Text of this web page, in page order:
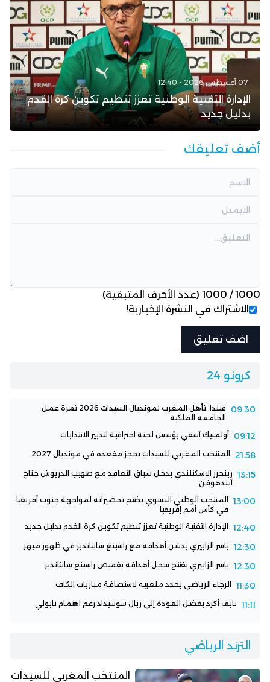
07 أغسطس 2026 - 12:40
الإدارة التقنية الوطنية تعزز تنظيم تكوين كرة القدم
بدليل جديد
أضف تعليقك
1000
/
1000 (عدد الأحرف المتبقية)
الاشتراك في النشرة الإخبارية!
كرونو 24
09:30
فيلدا: تأهل المغرب لمونديال السيدات 2026 ثمرة عمل
الجامعة الملكية
09:12 أولمبيك آسفي يؤسس لجنة احترافية لتدبير الانتدابات
21:58 المنتخب المغربي للسيدات يحجز مقعده في مونديال 2027
13:15 رينجرز الاسكتلندي يدخل سباق التعاقد مع صهيب الدريوش جناح
آيندهوفن
13:00
المنتخب الوطني النسوي يختتم تحضيراته لمواجهة جنوب أفريقيا
في كأس أمم إفريقيا
12:40 الإدارة التقنية الوطنية تعزز تنظيم تكوين كرة القدم بدليل جديد
12:30 ياسر الزابيري يدشن أهدافه مع راسينغ سانتاندير في ظهور مبهر
12:30 ياسر الزابيري يفتتح سجل أهدافه بقميص راسينغ سانتاندير
11:30 الرجاء الرياضي يحدد ملعبيه لاستضافة مباريات الكاف
11:11 نايف أكرد يفضل العودة إلى ريال سوسيداد رغم اهتمام نابولي
الترند الرياضي
المنتخب المغربي للسيدات